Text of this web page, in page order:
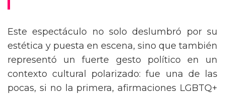
Este espectáculo no solo deslumbró por su
estética y puesta en escena, sino que también
representó un fuerte gesto político en un
contexto cultural polarizado: fue una de las
pocas, si no la primera, afirmaciones LGBTQ+